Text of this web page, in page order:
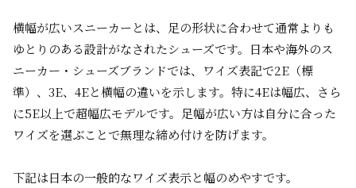
横幅が広いスニーカーとは、足の形状に合わせて通常よりも
ゆとりのある設計がなされたシューズです。日本や海外のス
ニーカー・シューズブランドでは、ワイズ表記で2E（標
準）、3E、4Eと横幅の違いを示します。特に4Eは幅広、さら
に5E以上で超幅広モデルです。足幅が広い方は自分に合った
ワイズを選ぶことで無理な締め付けを防げます。
下記は日本の一般的なワイズ表示と幅のめやすです。